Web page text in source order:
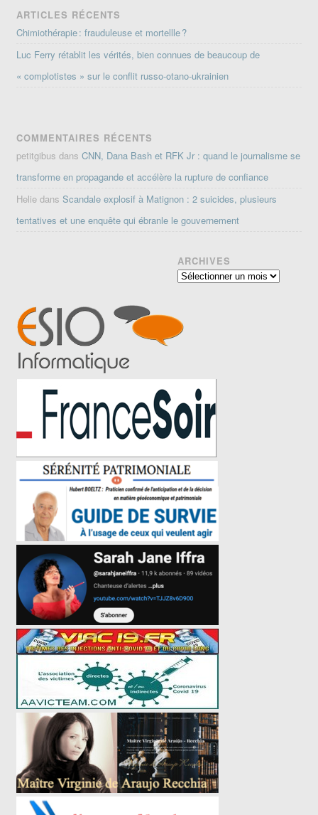
ARTICLES RÉCENTS
Chimiothérapie : frauduleuse et mortellle ?
Luc Ferry rétablit les vérités, bien connues de beaucoup de
« complotistes » sur le conflit russo-otano-ukrainien
COMMENTAIRES RÉCENTS
petitgibus dansCNN, Dana Bash et RFK Jr : quand le journalisme se
transforme en propagande et accélère la rupture de confiance
Helie dansScandale explosif à Matignon : 2 suicides, plusieurs
tentatives et une enquête qui ébranle le gouvernement
ARCHIVES
Archives